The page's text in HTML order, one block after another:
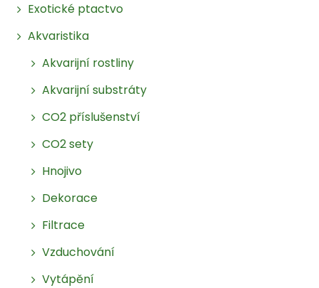
Exotické ptactvo
Akvaristika
Akvarijní rostliny
Akvarijní substráty
CO2 příslušenství
CO2 sety
Hnojivo
Dekorace
Filtrace
Vzduchování
Vytápění